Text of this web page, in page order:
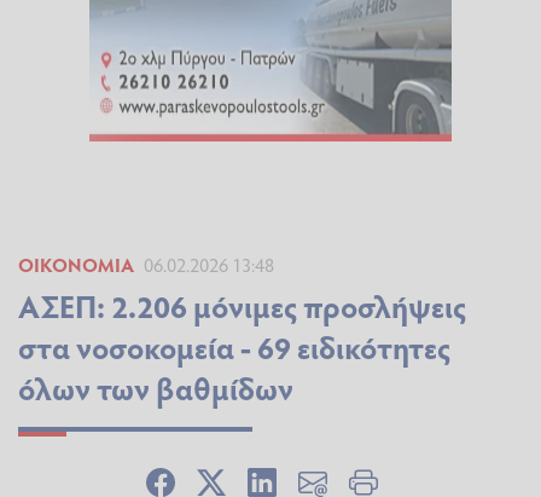
ΟΙΚΟΝΟΜΊΑ 06.02.2026 13:48
ΑΣΕΠ: 2.206 μόνιμες προσλήψεις
στα νοσοκομεία - 69 ειδικότητες
όλων των βαθμίδων